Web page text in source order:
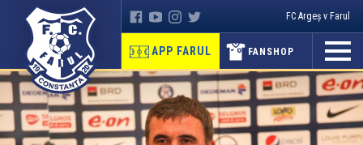
FC Argeș v Farul
APP FARUL FANSHOP